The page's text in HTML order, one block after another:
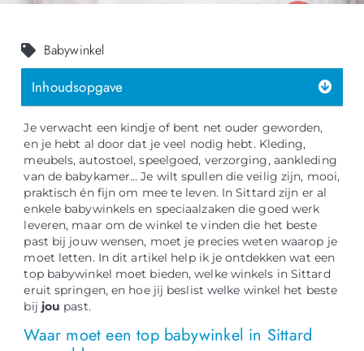
Je verwacht een kindje of bent net ouder geworden,
en je hebt al door dat je veel nodig hebt. Kleding,
meubels, autostoel, speelgoed, verzorging, aankleding
van de babykamer… Je wilt spullen die veilig zijn, mooi,
praktisch én fijn om mee te leven. In Sittard zijn er al
enkele babywinkels en speciaalzaken die goed werk
leveren, maar om de winkel te vinden die het beste
past bij jouw wensen, moet je precies weten waarop je
moet letten. In dit artikel help ik je ontdekken wat een
top babywinkel moet bieden, welke winkels in Sittard
eruit springen, en hoe jij beslist welke winkel het beste
bij jou past.
Waar moet een top babywinkel in Sittard
Babywinkel
Inhoudsopgave